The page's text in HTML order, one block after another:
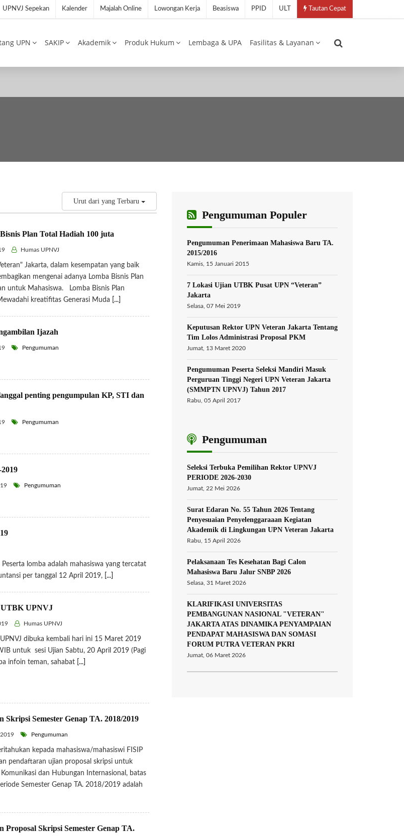
UPNVJ Sepekan Kalender Majalah Online Lowongan Kerja Beasiswa PPID ULT Tautan Cepat
UPN SAKIP Akademik Produk Hukum Lembaga & UPA Fasilitas & Layanan
Urut dari yang Terbaru
Plan Total Hadiah 100 juta
Humas UPNVJ
Jakarta, dalam kesempatan yang baik
mengenai adanya Lomba Bisnis Plan
untuk Mahasiswa. Lomba Bisnis Plan
kreatifitas Generasi Muda
[...]
Ijazah
Pengumuman
penting pengumpulan KP, STI dan
Pengumuman
Pengumuman
lomba adalah mahasiswa yang tercatat
per tanggal 12 April 2019, [...]
UPNVJ
Humas UPNVJ
dibuka kembali hari ini 15 Maret 2019
untuk sesi Ujian Sabtu, 20 April 2019 (Pagi
infoin teman, sahabat [...]
Skripsi Semester Genap TA. 2018/2019
Pengumuman
kepada mahasiswa/mahasiswi FISIP
pendaftaran ujian proposal skripsi untuk
dan Hubungan Internasional, batas
Semester Genap TA. 2018/2019 adalah
Proposal Skripsi Semester Genap TA.
Pengumuman Populer
Pengumuman Penerimaan Mahasiswa Baru TA.
2015/2016
Kamis, 15 Januari 2015
7 Lokasi Ujian UTBK Pusat UPN “Veteran”
Jakarta
Selasa, 07 Mei 2019
Keputusan Rektor UPN Veteran Jakarta Tentang
Tim Lolos Administrasi Proposal PKM
Jumat, 13 Maret 2020
Pengumuman Peserta Seleksi Mandiri Masuk
Perguruan Tinggi Negeri UPN Veteran Jakarta
(SMMPTN UPNVJ) Tahun 2017
Rabu, 05 April 2017
Pengumuman
Seleksi Terbuka Pemilihan Rektor UPNVJ
PERIODE 2026-2030
Jumat, 22 Mei 2026
Surat Edaran No. 55 Tahun 2026 Tentang
Penyesuaian Penyelenggaraaan Kegiatan
Akademik di Lingkungan UPN Veteran Jakarta
Rabu, 15 April 2026
Pelaksanaan Tes Kesehatan Bagi Calon
Mahasiswa Baru Jalur SNBP 2026
Selasa, 31 Maret 2026
KLARIFIKASI UNIVERSITAS
PEMBANGUNAN NASIONAL "VETERAN"
JAKARTA ATAS DINAMIKA PENYAMPAIAN
PENDAPAT MAHASISWA DAN SOMASI
FORUM PUTRA VETERAN PKRI
Jumat, 06 Maret 2026